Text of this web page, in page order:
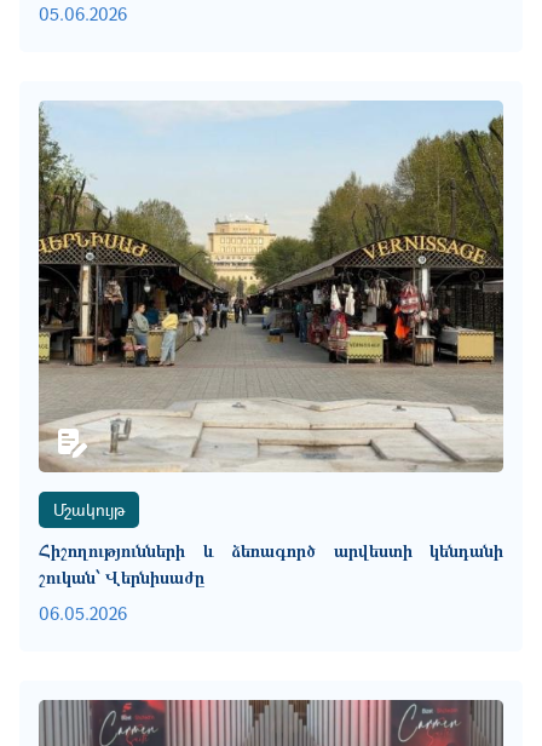
05.06.2026
Մշակույթ
06.05.2026
Հիշողությունների և ձեռագործ արվեստի կենդանի
շուկան՝ Վերնիսաժը